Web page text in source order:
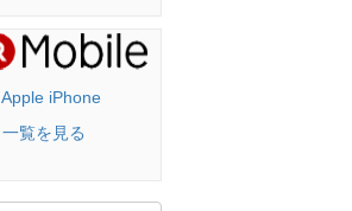
Apple iPhone
一覧を見る